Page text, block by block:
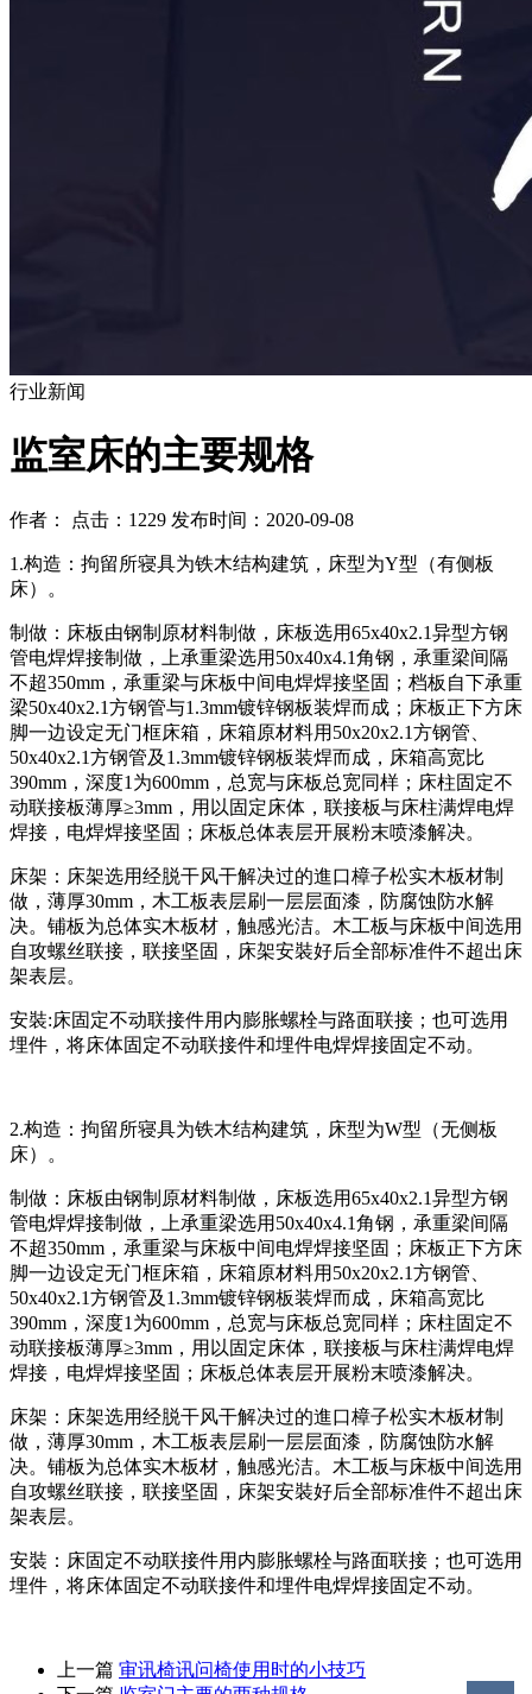
行业新闻
监室床的主要规格
作者： 点击：1229 发布时间：2020-09-08
1.构造：拘留所寝具为铁木结构建筑，床型为Y型（有侧板
床）。
制做：床板由钢制原材料制做，床板选用65x40x2.1异型方钢
管电焊焊接制做，上承重梁选用50x40x4.1角钢，承重梁间隔
不超350mm，承重梁与床板中间电焊焊接坚固；档板自下承重
梁50x40x2.1方钢管与1.3mm镀锌钢板装焊而成；床板正下方床
脚一边设定无门框床箱，床箱原材料用50x20x2.1方钢管、
50x40x2.1方钢管及1.3mm镀锌钢板装焊而成，床箱高宽比
390mm，深度1为600mm，总宽与床板总宽同样；床柱固定不
动联接板薄厚≥3mm，用以固定床体，联接板与床柱满焊电焊
焊接，电焊焊接坚固；床板总体表层开展粉末喷漆解决。
床架：床架选用经脱干风干解决过的進口樟子松实木板材制
做，薄厚30mm，木工板表层刷一层层面漆，防腐蚀防水解
决。铺板为总体实木板材，触感光洁。木工板与床板中间选用
自攻螺丝联接，联接坚固，床架安裝好后全部标准件不超出床
架表层。
安裝:床固定不动联接件用内膨胀螺栓与路面联接；也可选用
埋件，将床体固定不动联接件和埋件电焊焊接固定不动。
2.构造：拘留所寝具为铁木结构建筑，床型为W型（无侧板
床）。
制做：床板由钢制原材料制做，床板选用65x40x2.1异型方钢
管电焊焊接制做，上承重梁选用50x40x4.1角钢，承重梁间隔
不超350mm，承重梁与床板中间电焊焊接坚固；床板正下方床
脚一边设定无门框床箱，床箱原材料用50x20x2.1方钢管、
50x40x2.1方钢管及1.3mm镀锌钢板装焊而成，床箱高宽比
390mm，深度1为600mm，总宽与床板总宽同样；床柱固定不
动联接板薄厚≥3mm，用以固定床体，联接板与床柱满焊电焊
焊接，电焊焊接坚固；床板总体表层开展粉末喷漆解决。
床架：床架选用经脱干风干解决过的進口樟子松实木板材制
做，薄厚30mm，木工板表层刷一层层面漆，防腐蚀防水解
决。铺板为总体实木板材，触感光洁。木工板与床板中间选用
自攻螺丝联接，联接坚固，床架安裝好后全部标准件不超出床
架表层。
安裝：床固定不动联接件用内膨胀螺栓与路面联接；也可选用
埋件，将床体固定不动联接件和埋件电焊焊接固定不动。
上一篇 审讯椅讯问椅使用时的小技巧